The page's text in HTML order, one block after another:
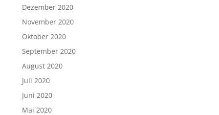
Dezember 2020
November 2020
Oktober 2020
September 2020
August 2020
Juli 2020
Juni 2020
Mai 2020